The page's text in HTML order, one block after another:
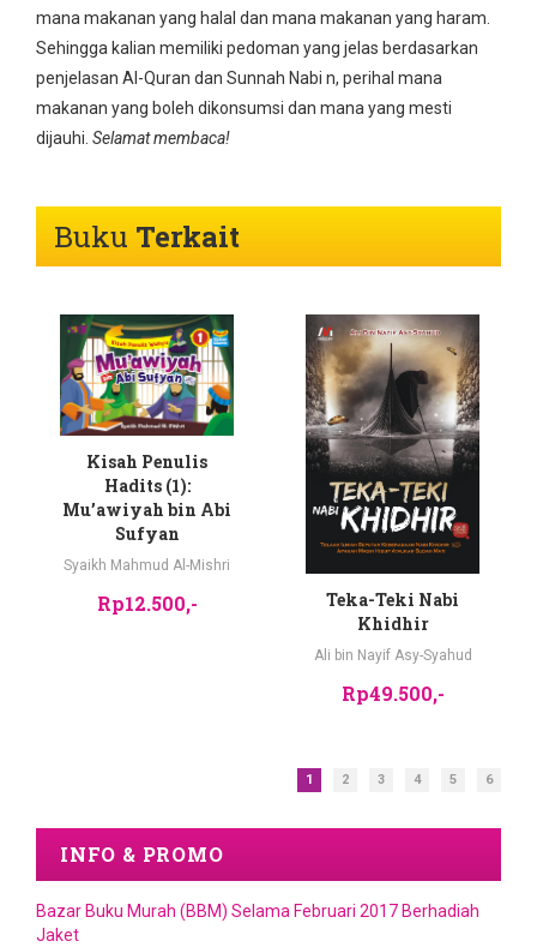
mana makanan yang halal dan mana makanan yang haram.
Sehingga kalian memiliki pedoman yang jelas berdasarkan
penjelasan Al-Quran dan Sunnah Nabi n, perihal mana
makanan yang boleh dikonsumsi dan mana yang mesti
dijauhi. Selamat membaca!
Buku Terkait
Kisah Penulis
Hadits (1):
Mu’awiyah bin Abi
Sufyan
Syaikh Mahmud Al-Mishri
Rp12.500,-
Teka-Teki Nabi
Khidhir
Ali bin Nayif Asy-Syahud
Rp49.500,-
1 2 3 4 5 6
INFO & PROMO
Bazar Buku Murah (BBM) Selama Februari 2017 Berhadiah
Jaket